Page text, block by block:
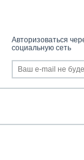
Авторизоваться
социальную сеть